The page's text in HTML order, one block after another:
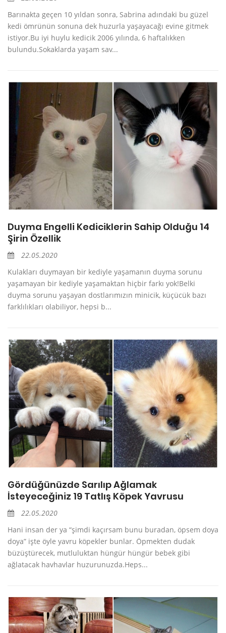
Barınakta geçen 10 yıldan sonra, Sabrina adındaki bu güzel
kedi ömrünün sonuna dek huzurla yaşayacağı evine gitmek
istiyor.Bu iyi huylu kedicik 2006 yılında, 6 haftalıkken
bulundu.Sokaklarda yaşam sav...
Duyma Engelli Kediciklerin Sahip Olduğu 14
Şirin Özellik
22.05.2020
Kulakları duymayan bir kediyle yaşamanın duyma sorunu
yaşamayan bir kediyle yaşamaktan hiçbir farkı yok!Belki
duyma sorunu yaşayan dostlarımızın minicik, küçücük bazı
farklılıkları olabiliyor, hepsi b...
Gördüğünüzde Sarılıp Ağlamak
İsteyeceğiniz 19 Tatlış Köpek Yavrusu
22.05.2020
Hani insan der ya “şimdi kaçırsam bunu buradan, öpsem doya
doya” işte öyle yavru köpekler bunlar. Öpmekten dudak
büzüştürecek, mutluluktan hüngür hüngür bebek gibi
ağlatacak havhavlar huzurunuzda.Heps...